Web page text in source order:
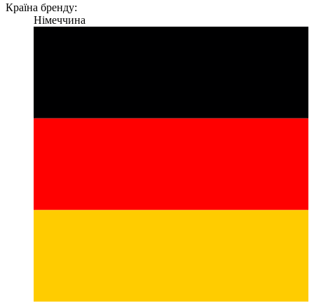
Країна бренду:
Німеччина